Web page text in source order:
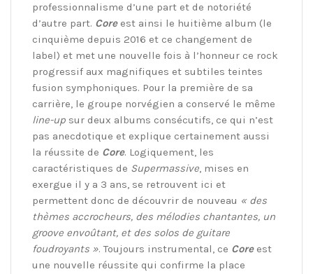
professionnalisme d’une part et de notoriété
d’autre part. Coreest ainsi le huitième album (le
cinquième depuis 2016 et ce changement de
label) et met une nouvelle fois à l’honneur ce rock
progressif aux magnifiques et subtiles teintes
fusion symphoniques. Pour la première de sa
carrière, le groupe norvégien a conservé le même
line-up sur deux albums consécutifs, ce qui n’est
pas anecdotique et explique certainement aussi
la réussite de Core. Logiquement, les
caractéristiques de Supermassive, mises en
exergue il y a 3 ans, se retrouvent ici et
permettent donc de découvrir de nouveau « des
thèmes accrocheurs, des mélodies chantantes, un
groove envoûtant, et des solos de guitare
foudroyants ». Toujours instrumental, ce Coreest
une nouvelle réussite qui confirme la place